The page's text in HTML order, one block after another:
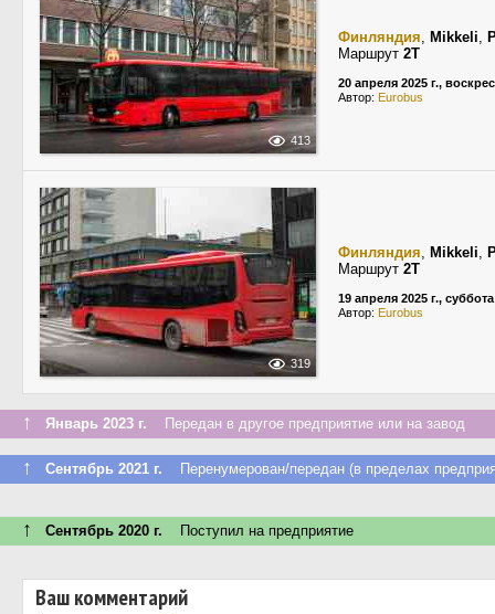
413
Финляндия, Mikkeli,
Маршрут 2T
20 апреля 2025 г.,
Автор: Eurobus
319
Финляндия, Mikkeli,
Маршрут 2T
19 апреля 2025 г., суббота
Автор: Eurobus
↑ Январь 2023 г. Передан в другое предприятие или на завод
↑ Сентябрь 2021 г. Перенумерован/передан (в пределах
↑ Сентябрь 2020 г. Поступил на предприятие
Ваш комментарий